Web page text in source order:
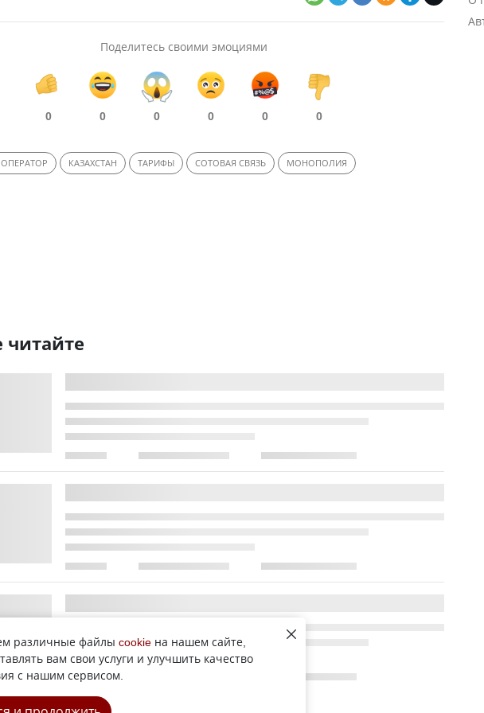
Поделитесь своими эмоциями
0 0 0 0 0 0
КАЗАХСТАН ТАРИФЫ СОТОВАЯ СВЯЗЬ МОНОПОЛИЯ
читайте
различные файлы cookie на нашем сайте,
вам свои услуги и улучшить качество
с нашим сервисом.